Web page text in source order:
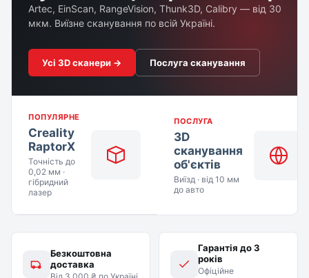
Artec, EinScan, RangeVision, Thunk3D, Calibry — від 30
мкм. Виїзне сканування по всій Україні.
Усі 3D сканери → Послуга сканування
ПОПУЛЯРНЕ
Creality
RaptorX
Точність до
0,02 мм ·
гібридний
лазер
ПОСЛУГА
3D
сканування
об'єктів
Виїзд · від 10 мм
до авто
Безкоштовна
доставка
Від 3 000 ₴ по Україні
Гарантія до 3
років
Офіційне